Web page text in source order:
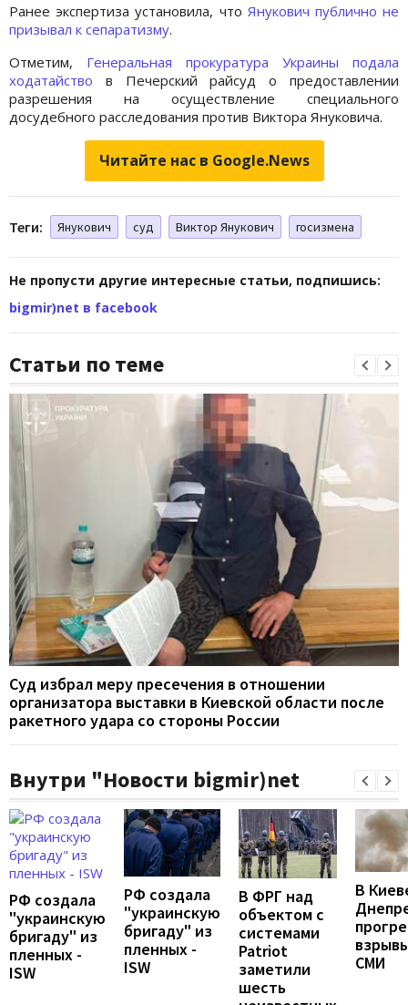
Ранее экспертиза установила, что Янукович публично не
призывал к сепаратизму.
Отметим, Генеральная прокуратура Украины подала
ходатайство в Печерский райсуд о предоставлении
разрешения на осуществление специального
досудебного расследования против Виктора Януковича.
Читайте нас в Google.News
Теги: Янукович суд Виктор Янукович госизмена
Не пропусти другие интересные статьи, подпишись:
bigmir)net в facebook
Статьи по теме
Суд избрал меру пресечения в отношении
организатора выставки в Киевской области после
ракетного удара со стороны России
Внутри "Новости bigmir)net
РФ создала
"украинскую
бригаду" из
пленных -
ISW
РФ создала
"украинскую
бригаду" из
пленных -
ISW
В ФРГ над
объектом с
системами
Patriot
заметили
шесть
В
СМИ